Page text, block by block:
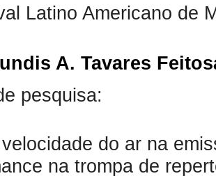
Latino Americano de
A. Tavares
pesquisa:
do ar na
na trompa de